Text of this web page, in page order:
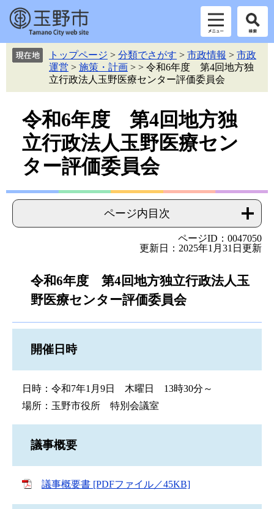
へ
トップページ > 分類でさがす > 市政情報 > 市政
運営 > 施策・計画 > > 令和6年度 第4回地方独
立行政法人玉野医療センター評価委員会
令和6年度 第4回地方独
立行政法人玉野医療セン
ター評価委員会
ページ内目次
ページID：0047050
更新日：2025年1月31日更新
令和6年度 第4回地方独立行政法人玉
野医療センター評価委員会
開催日時
日時：令和7年1月9日 木曜日 13時30分～
場所：玉野市役所 特別会議室
議事概要
議事概要書 [PDFファイル／45KB]